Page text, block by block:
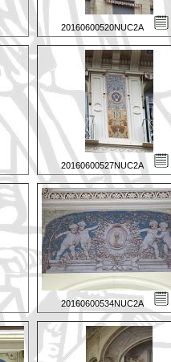
20160600520NUC2A
20160600527NUC2A
20160600534NUC2A